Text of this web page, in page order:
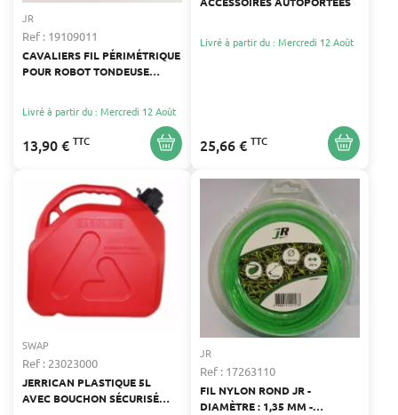
JR
Ref : 19109011
CAVALIERS FIL PÉRIMÉTRIQUE
POUR ROBOT TONDEUSE
Livré à partir du : Mercredi 12 Août
13,90 € TTC
Livré à partir du : Mercredi 12 Août
25,66 € TTC
SWAP
Ref : 23023000
JERRICAN PLASTIQUE 5L
AVEC BOUCHON SÉCURISÉ
JR
Ref : 17263110
FIL NYLON ROND JR -
DIAMÈTRE : 1,35 MM -